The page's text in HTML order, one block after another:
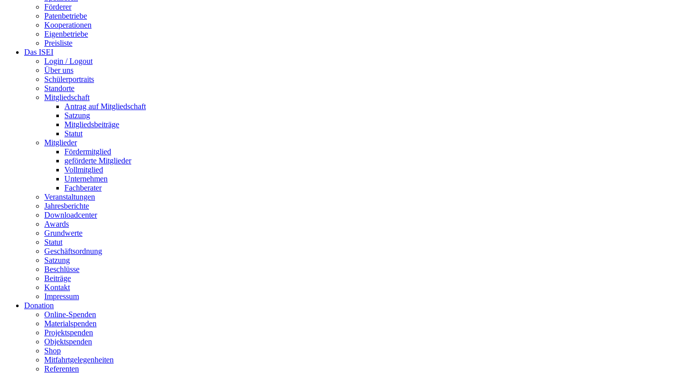
Förderer
Patenbetriebe
Kooperationen
Eigenbetriebe
Preisliste
Das ISEI
Login / Logout
Über uns
Schülerportraits
Standorte
Mitgliedschaft
Antrag auf Mitgliedschaft
Satzung
Mitgliedsbeiträge
Statut
Mitglieder
Fördermitglied
geförderte Mitglieder
Vollmitglied
Unternehmen
Fachberater
Veranstaltungen
Jahresberichte
Downloadcenter
Awards
Grundwerte
Statut
Geschäftsordnung
Satzung
Beschlüsse
Beiträge
Kontakt
Impressum
Donation
Online-Spenden
Materialspenden
Projektspenden
Objektspenden
Shop
Mitfahrtgelegenheiten
Referenten